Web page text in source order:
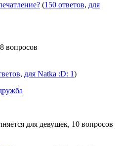
(150 ответов, для
вопросов
, для Natka :D: 1)
для девушек, 10 вопросов